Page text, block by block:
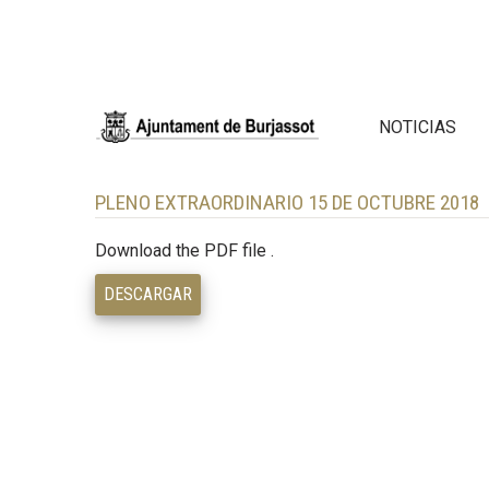
NOTICIAS
PLENO EXTRAORDINARIO 15 DE OCTUBRE 2018
Download the PDF file .
DESCARGAR